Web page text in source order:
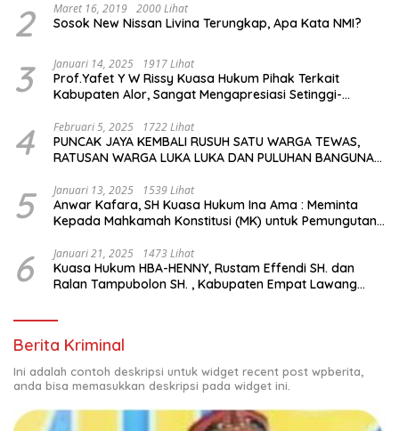
2 Maret 16, 2019 2000 Lihat
Sosok New Nissan Livina Terungkap, Apa Kata NMI?
3 Januari 14, 2025 1917 Lihat
Prof.Yafet Y W Rissy Kuasa Hukum Pihak Terkait
Kabupaten Alor, Sangat Mengapresiasi Setinggi-
dan Bapak Rey Mencabut Gugatannya ke MK
4 Februari 5, 2025 1722 Lihat
PUNCAK JAYA KEMBALI RUSUH SATU WARGA TEWAS,
RATUSAN WARGA LUKA LUKA DAN PULUHAN BANGUNAN
5 Januari 13, 2025 1539 Lihat
Anwar Kafara, SH Kuasa Hukum Ina Ama : Meminta
Kepada Mahkamah Konstitusi (MK) untuk Pemungutan
6 Januari 21, 2025 1473 Lihat
Kuasa Hukum HBA-HENNY, Rustam Effendi SH. dan
Ralan Tampubolon SH. , Kabupaten Empat Lawang
Berita Kriminal
Ini adalah contoh deskripsi untuk widget recent post wpberita,
anda bisa memasukkan deskripsi pada widget ini.